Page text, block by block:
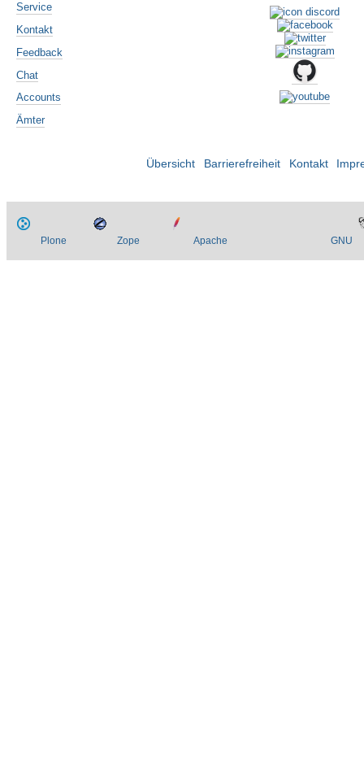
Service
Kontakt
Feedback
Chat
Accounts
Ämter
Übersicht Barrierefreiheit Kontakt
Plone Zope Apache GNU